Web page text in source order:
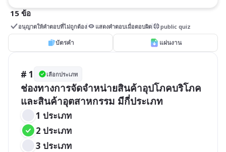
15 ข้อ
อนุญาตให้คำตอบที่ไม่ถูกต้อง แสดงคำตอบเมื่อตอบผิด public quiz
บัตรคำ แผ่นงาน
# 1 เลือกประเภท
ช่องทางการจัดจำหน่ายสินค้าอุปโภคบริโภค
และสินค้าอุตสาหกรรม มีกี่ประเภท
1 ประเภท
2 ประเภท
3 ประเภท